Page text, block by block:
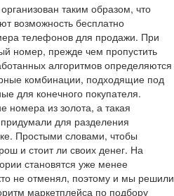
таким образом, что
возможность бесплатно
телефонов для продажи. При
номер, прежде чем пропустить
алгоритмов определяются
комбинации, подходящие под
для конечного покупателя.
номера из золота, а такая
для разделения
Простыми словами, чтобы
и стоит ли своих денег. На
становятся уже менее
не отменял, поэтому и мы решили
маркетплейса по подбору